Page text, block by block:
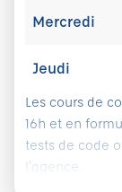
Mercredi
Jeudi
Les cours de
16h et en
tests de code
l'agence.